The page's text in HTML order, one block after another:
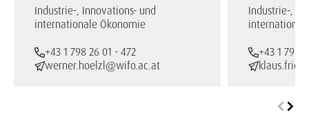
Industrie-, Innovations- und
internationale Ökonomie
+43 1 798 26 01 - 472
werner.hoelzl@wifo.ac.at
Industrie-,
+43 1 798